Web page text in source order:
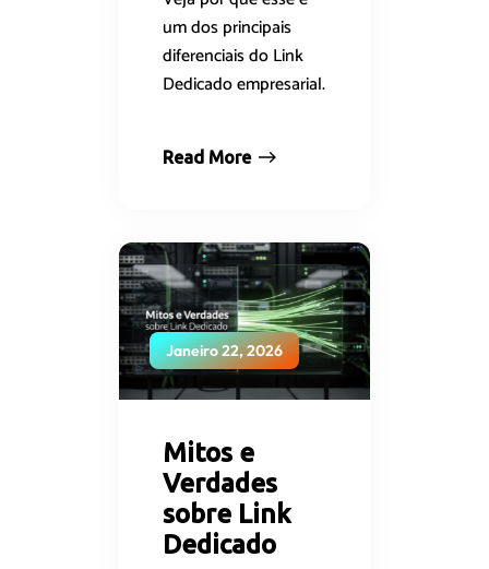
um dos principais
diferenciais do Link
Dedicado empresarial.
Read More
Janeiro 22, 2026
Mitos e
Verdades
sobre Link
Dedicado